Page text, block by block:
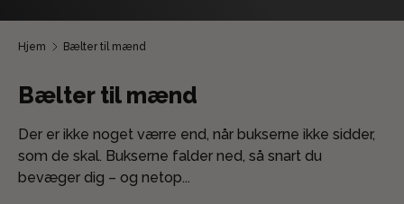
Hjem Bælter til mænd
Bælter til mænd
Der er ikke noget værre end, når bukserne ikke sidder,
som de skal. Bukserne falder ned, så snart du
bevæger dig – og netop...